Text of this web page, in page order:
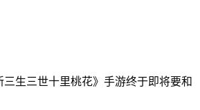
生三世十里桃花》手游终于即将要和